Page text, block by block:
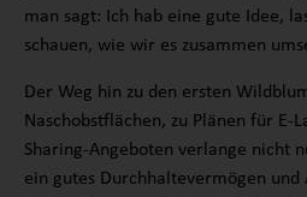
man sagt: Ich hab eine gute Idee,
schauen, wie wir es zusammen
Der Weg hin zu den ersten
Naschobstflächen, zu Plänen für E-
Sharing-Angeboten verlange nicht
ein gutes Durchhaltevermögen und